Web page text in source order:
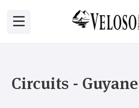
Circuits - Guyane